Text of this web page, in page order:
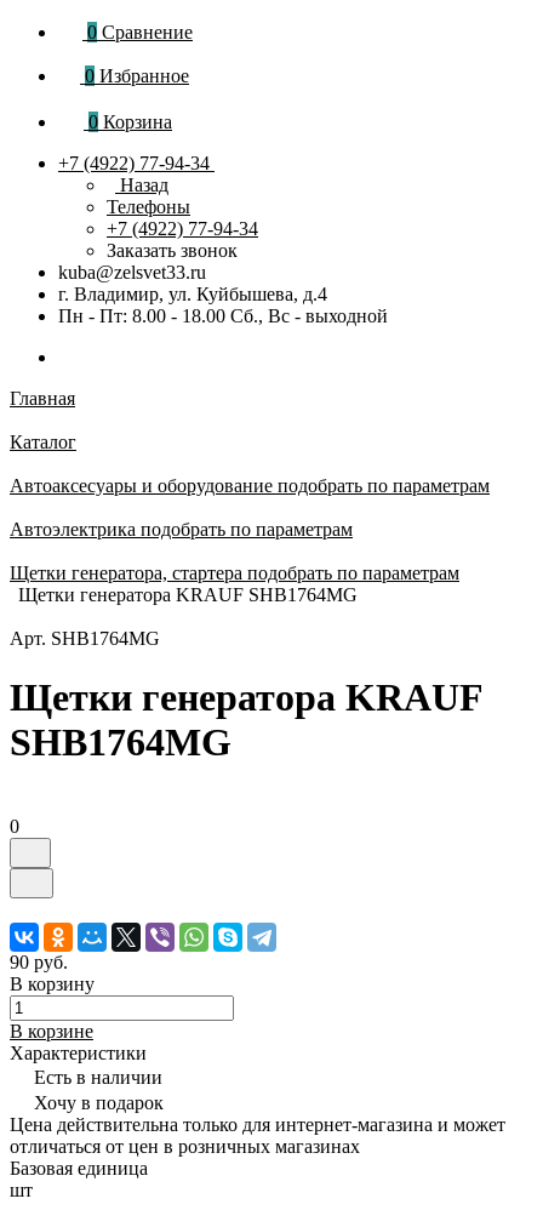
0 Сравнение
0 Избранное
0 Корзина
+7 (4922) 77-94-34
Назад
Телефоны
+7 (4922) 77-94-34
Заказать звонок
kuba@zelsvet33.ru
г. Владимир, ул. Куйбышева, д.4
Пн - Пт: 8.00 - 18.00 Сб., Вс - выходной
Главная
Каталог
Автоаксесуары и оборудование подобрать по параметрам
Автоэлектрика подобрать по параметрам
Щетки генератора, стартера подобрать по параметрам
Щетки генератора KRAUF SHB1764MG
Арт. SHB1764MG
Щетки генератора KRAUF
SHB1764MG
0
90 руб.
В корзину
В корзине
Характеристики
Есть в наличии
Хочу в подарок
Цена действительна только для интернет-магазина и может
отличаться от цен в розничных магазинах
Базовая единица
шт